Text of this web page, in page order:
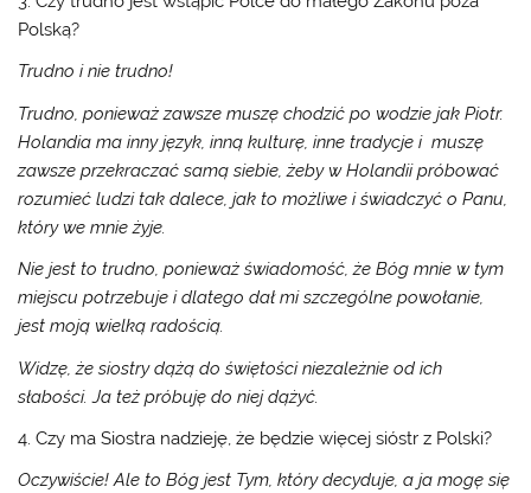
Polską?
Trudno i nie trudno!
Trudno, ponieważ zawsze muszę chodzić po wodzie jak Piotr.
Holandia ma inny język, inną kulturę, inne tradycje i muszę
zawsze przekraczać samą siebie, żeby w Holandii próbować
rozumieć ludzi tak dalece, jak to możliwe i świadczyć o Panu,
który we mnie żyje.
Nie jest to trudno, ponieważ świadomość, że Bóg mnie w tym
miejscu potrzebuje i dlatego dał mi szczególne powołanie,
jest moją wielką radością.
Widzę, że siostry dążą do świętości niezależnie od ich
słabości. Ja też próbuję do niej dążyć.
4. Czy ma Siostra nadzieję, że będzie więcej sióstr z Polski?
Oczywiście! Ale to Bóg jest Tym, który decyduje, a ja mogę się